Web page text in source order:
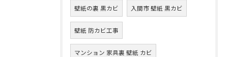
壁紙の裏 黒カビ 入間市 壁紙 黒カビ
壁紙 防カビ工事
マンション 家具裏 壁紙 カビ